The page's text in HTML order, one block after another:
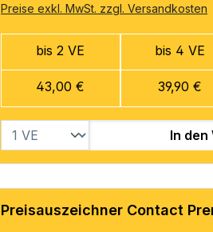
Preise exkl. MwSt. zzgl. Versandkosten
bis 2 VE
43,00 €
bis 4 VE
39,90 €
In den
Preisauszeichner Contact